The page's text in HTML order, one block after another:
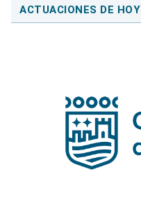
ACTUACIONES DE HOY